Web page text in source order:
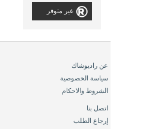
غير متوفر
عن راديوشاك
سياسة الخصوصية
الشروط والاحكام
اتصل بنا
إرجاع الطلب